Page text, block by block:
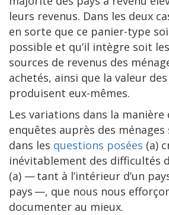
leurs revenus. Dans les deux
en sorte que ce panier-type
possible et qu’il intègre soit
sources de revenus des
achetés, ainsi que la valeur
produisent eux-mêmes.
Les variations dans la manière
enquêtes auprès des
dans les questions posées (a)
inévitablement des difficultés
(a) — tant à l’intérieur d’un
pays —, que nous nous
documenter au mieux.